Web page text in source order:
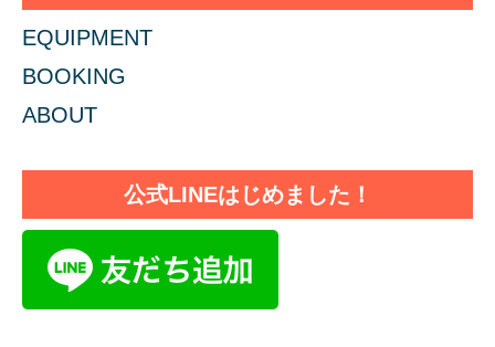
EQUIPMENT
BOOKING
ABOUT
公式LINEはじめました！